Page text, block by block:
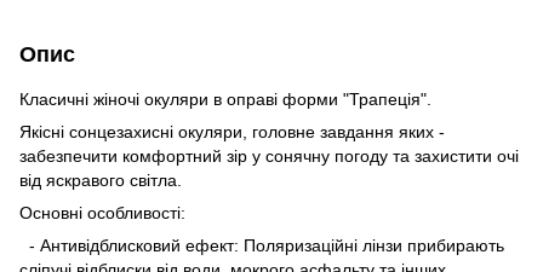
Опис
Класичні жіночі окуляри в оправі форми "Трапеція".
Якісні сонцезахисні окуляри, головне завдання яких -
забезпечити комфортний зір у сонячну погоду та захистити очі
від яскравого світла.
Основні особливості:
- Антивідблисковий ефект: Поляризаційні лінзи прибирають